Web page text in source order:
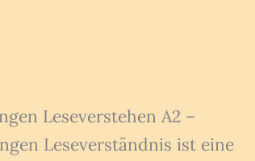
Leseverstehen A2 –
Leseverständnis ist eine